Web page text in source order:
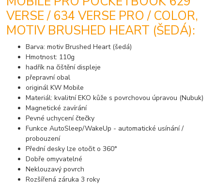
VERSE / 634 VERSE PRO / COLOR,
MOTIV BRUSHED HEART (ŠEDÁ):
Barva: motiv Brushed Heart (šedá)
Hmotnost: 110g
hadřík na čištění displeje
přepravní obal
originál KW Mobile
Materiál: kvalitní EKO kůže s povrchovou úpravou (Nubuk)
Magnetické zavírání
Pevné uchycení čtečky
Funkce AutoSleep/WakeUp - automatické usínání /
probouzení
Přední desky lze otočit o 360°
Dobře omyvatelné
Neklouzavý povrch
Rozšířená záruka 3 roky